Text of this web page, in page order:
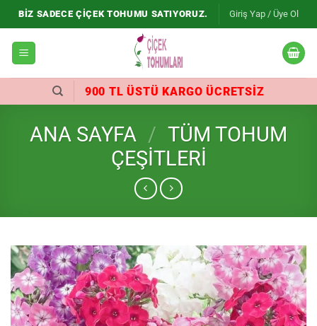
İçeriğe
atla
BIZ SADECE ÇIÇEK TOHUMU SATIYORUZ. Giriş Yap / Üye Ol
900 TL ÜSTÜ KARGO ÜCRETSIZ
ANA SAYFA / TÜM TOHUM
ÇEŞITLERI